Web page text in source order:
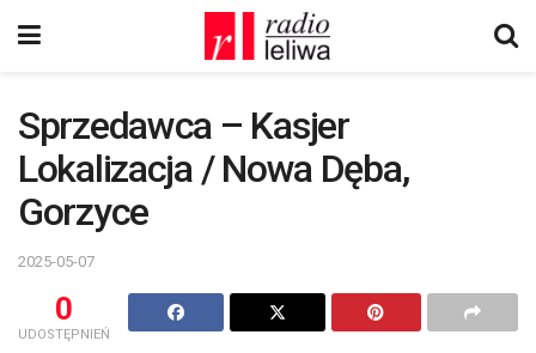
Sprzedawca – Kasjer
Lokalizacja / Nowa Dęba,
Gorzyce
2025-05-07
0
UDOSTĘPNIEŃ